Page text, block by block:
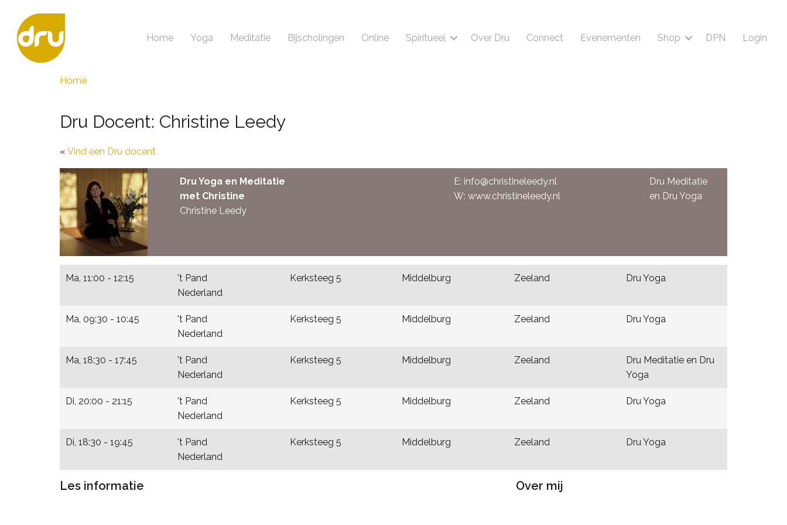
Home Yoga Meditatie Bijscholingen Online Spiritueel Over Dru Connect Evenementen Shop DPN Login
Home
Dru Docent: Christine Leedy
Vind een Dru docent
Dru Yoga en Meditatie
met Christine
Christine Leedy
E: info@christineleedy.nl
W: www.christineleedy.nl
Dru Meditatie
en Dru Yoga
Ma, 11:00 - 12:15
't Pand
Nederland
Kerksteeg 5 Middelburg Zeeland Dru Yoga
Ma, 09:30 - 10:45
't Pand
Nederland
Kerksteeg 5 Middelburg Zeeland Dru Yoga
Ma, 18:30 - 17:45
't Pand
Nederland
Kerksteeg 5 Middelburg Zeeland
Dru Meditatie en Dru
Yoga
Di, 20:00 - 21:15
't Pand
Nederland
Kerksteeg 5 Middelburg Zeeland Dru Yoga
Di, 18:30 - 19:45
't Pand
Nederland
Kerksteeg 5 Middelburg Zeeland Dru Yoga
Les informatie Over mij